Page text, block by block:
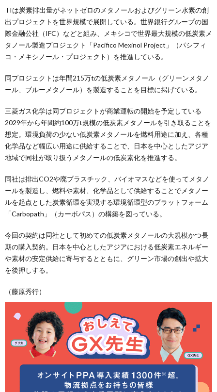
TIは炭素排出量がネットゼロのメタノールおよびグリーン水素の創
出プロジェクトを世界規模で展開している。世界銀行グループの国
際金融公社（IFC）などと組み、メキシコで世界最大規模の低炭素メ
タノール製造プロジェクト「Pacifico Mexinol Project」（パシフィ
コ・メキシノール・プロジェクト）を推進している。
同プロジェクトは年間215万tの低炭素メタノール（グリーンメタノ
ール、ブルーメタノール）を製造することを目標に掲げている。
三菱ガス化学は同プロジェクトが商業運転の開始を予定している
2029年から年間約100万t規模の低炭素メタノールを引き取ることを
想定。環境負荷の少ない低炭素メタノールを燃料用途に加え、各種
化学品など幅広い用途に供給することで、日本を中心としたアジア
地域で同社が取り扱うメタノールの低炭素化を推進する。
同社は排出CO2や廃プラスチック、バイオマスなどを使ってメタノ
ールを製造し、燃料や素材、化学品として供給することでメタノー
ルを起点とした炭素循環を実現する環境循環型のプラットフォーム
「Carbopath」（カーボパス）の構築を図っている。
今回の契約は同社として初めての低炭素メタノールの大規模かつ長
期の購入契約。日本を中心としたアジアにおける低炭素エネルギー
や素材の安定供給に寄与するとともに、グリーン市場の創出や拡大
を後押しする。
（藤原秀行）